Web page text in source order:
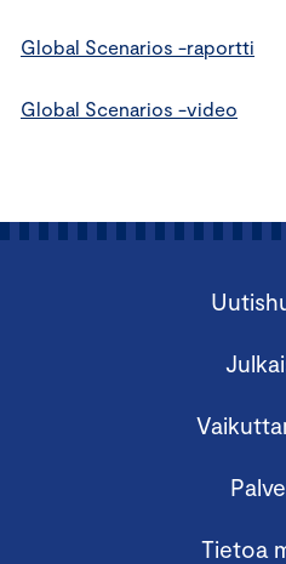
Global Scenarios -raportti
Global Scenarios -video
Tietoa